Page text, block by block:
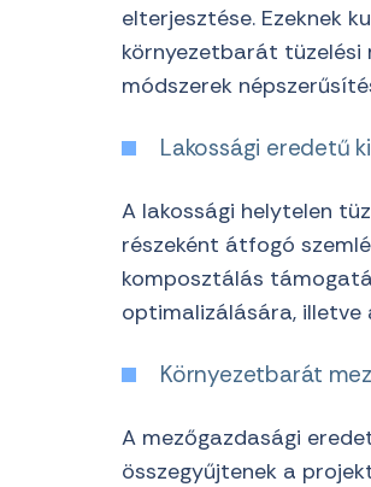
elterjesztése. Ezeknek
környezetbarát tüzelési
módszerek
Lakossági eredetű
A lakossági helytelen
részeként átfogó
komposztálás
optimalizálására, illetve
Környezetbarát
A mezőgazdasági
összegyűjtenek a